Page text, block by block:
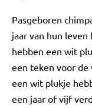
Pasgeboren
jaar van hun
hebben een wit
een teken voor de
een wit plukje
een jaar of vijf